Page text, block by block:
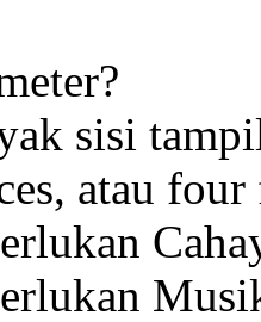
sisi
atau four